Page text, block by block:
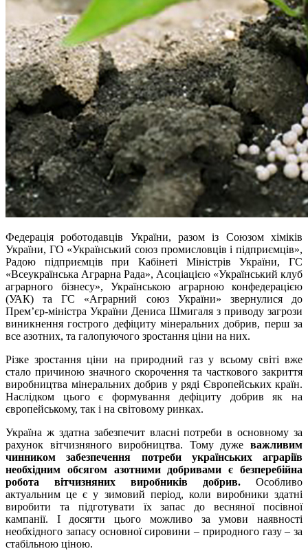
Федерація роботодавців України, разом із Союзом хіміків
України, ГО «Український союз промисловців і підприємців»,
Радою підприємців при Кабінеті Міністрів України, ГС
«Всеукраїнська Аграрна Рада», Асоціацією «Український клуб
аграрного бізнесу», Українською аграрною конфедерацією
(УАК) та ГС «Аграрний союз України» звернулися до
Прем’єр-міністра України Дениса Шмигаля з приводу загрози
виникнення гострого дефіциту мінеральних добрив, перш за
все азотних, та галопуючого зростання ціни на них.
Різке зростання ціни на природний газ у всьому світі вже
стало причиною значного скорочення та часткового закриття
виробництва мінеральних добрив у ряді Європейських країн.
Наслідком цього є формування дефіциту добрив як на
європейському, так і на світовому ринках.
Україна ж здатна забезпечит власні потреби в основному за
рахунок вітчизняного виробництва. Тому дуже важливим
чинником забезпечення потреби українських аграріїв
необхідним обсягом азотними добривами є безперебійна
робота вітчизняних виробників добрив. Особливо
актуальним це є у зимовий період, коли виробники здатні
виробити та підготувати їх запас до весняної посівної
кампанії. І досягти цього можливо за умови наявності
необхідного запасу основної сировини – природного газу – за
стабільною ціною.